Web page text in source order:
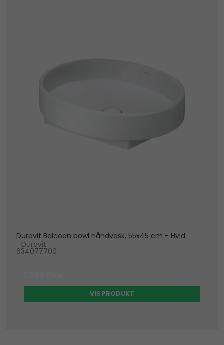
Duravit Balcoon bowl håndvask, 55x45 cm - Hvid
Duravit
634077700
VIS PRODUKT